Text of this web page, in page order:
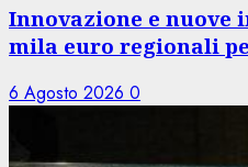
Innovazione e nuove
mila euro regionali
6 Agosto 2026 0